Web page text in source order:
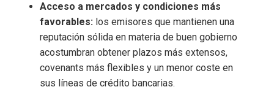
Acceso a mercados y condiciones más
favorables: los emisores que mantienen una
reputación sólida en materia de buen gobierno
acostumbran obtener plazos más extensos,
covenants más flexibles y un menor coste en
sus líneas de crédito bancarias.